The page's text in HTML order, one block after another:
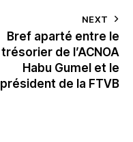
NEXT
Bref aparté entre le
trésorier de l’ACNOA
Habu Gumel et le
président de la FTVB